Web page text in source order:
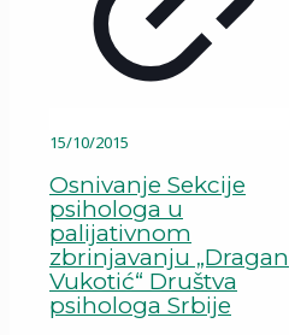
15/10/2015
Osnivanje Sekcije
psihologa u
palijativnom
zbrinjavanju „Dragan
Vukotić“ Društva
psihologa Srbije